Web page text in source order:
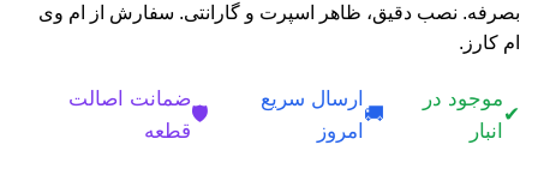
بصرفه. نصب دقیق، ظاهر اسپرت و گارانتی. سفارش از ام وی
ام کارز.
✔
موجود در
انبار
🚚
ارسال سریع
امروز
🛡️
ضمانت اصالت
قطعه